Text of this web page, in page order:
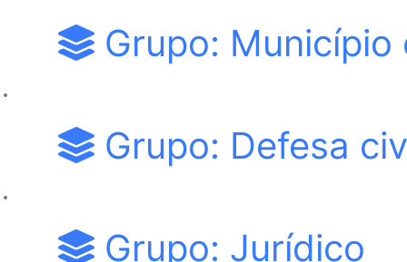
Grupo: Município
Grupo: Defesa
Grupo: Jurídico